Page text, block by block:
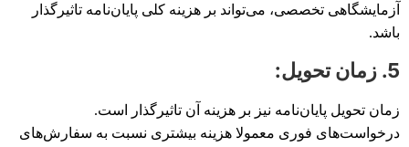
آزمایشگاهی تخصصی، می‌تواند بر هزینه کلی پایان‌نامه تاثیرگذار
باشد.
5. زمان تحویل:
زمان تحویل پایان‌نامه نیز بر هزینه آن تاثیرگذار است.
درخواست‌های فوری معمولا هزینه بیشتری نسبت به سفارش‌های